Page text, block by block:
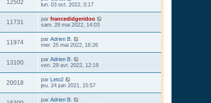
12502
lun. 03 oct. 2022, 0:17
11731 par francedidgeridoo
sam. 28 mai 2022, 14:03
11974 par Adrien B.
mer. 25 mai 2022, 16:26
13100 par Adrien B.
ven. 29 avr. 2022, 12:19
20018 par
Leto2
jeu. 24 juin 2021, 15:57
par Adrien B.